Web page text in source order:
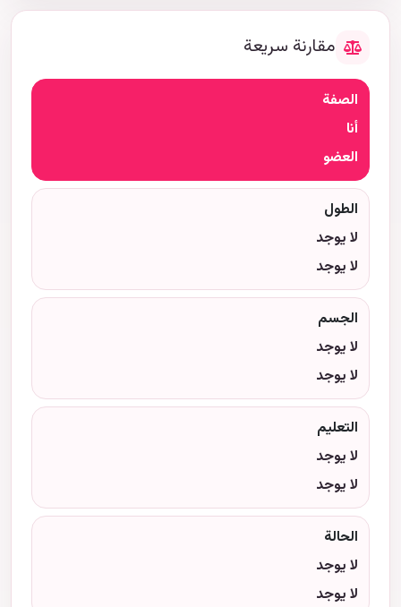
مقارنة سريعة
الصفة
أنا
العضو
الطول
لا يوجد
لا يوجد
الجسم
لا يوجد
لا يوجد
التعليم
لا يوجد
لا يوجد
الحالة
لا يوجد
لا يوجد